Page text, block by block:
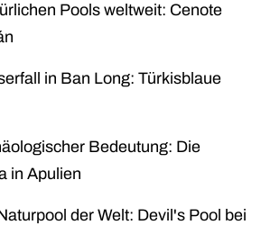
Pools weltweit: Cenote
in Ban Long: Türkisblaue
Bedeutung: Die
in Apulien
der Welt: Devil's Pool bei